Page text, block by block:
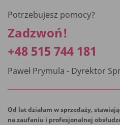
Potrzebujesz pomocy?
Zadzwoń!
+48 515 744 181
Paweł Prymula - Dyrektor
Od lat działam w sprzedaży,
na zaufaniu i profesjonalnej